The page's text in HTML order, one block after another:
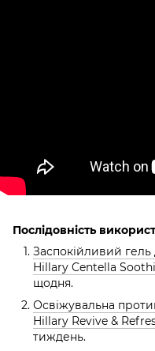
Послідовність
Заспокійливий
Hillary Centella
щодня.
Освіжувальна
Hillary Revive &
тиждень.